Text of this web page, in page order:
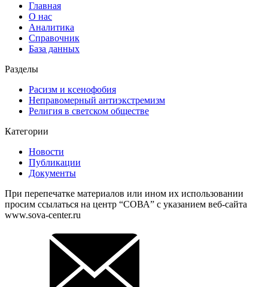
Главная
О нас
Аналитика
Справочник
База данных
Разделы
Расизм и ксенофобия
Неправомерный антиэкстремизм
Религия в светском обществе
Категории
Новости
Публикации
Документы
При перепечатке материалов или ином их использовании
просим ссылаться на центр “СОВА” с указанием веб-сайта
www.sova-center.ru